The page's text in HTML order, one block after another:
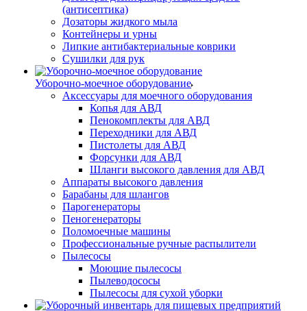
(антисептика)
Дозаторы жидкого мыла
Контейнеры и урны
Липкие антибактериальные коврики
Сушилки для рук
Уборочно-моечное оборудование
Аксессуары для моечного оборудования
Копья для АВД
Пенокомплекты для АВД
Переходники для АВД
Пистолеты для АВД
Форсунки для АВД
Шланги высокого давления для АВД
Аппараты высокого давления
Барабаны для шлангов
Парогенераторы
Пеногенераторы
Поломоечные машины
Профессиональные ручные распылители
Пылесосы
Моющие пылесосы
Пылеводососы
Пылесосы для сухой уборки